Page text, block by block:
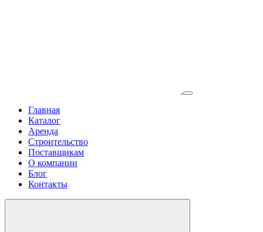
Главная
Каталог
Аренда
Строительство
Поставщикам
О компании
Блог
Контакты